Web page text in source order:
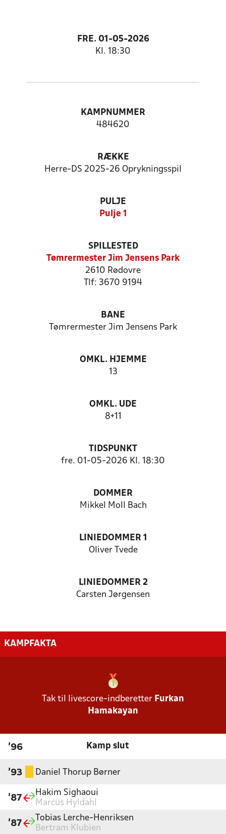
FRE. 01-05-2026
Kl. 18:30
KAMPNUMMER
484620
RÆKKE
Herre-DS 2025-26 Oprykningsspil
PULJE
Pulje 1
SPILLESTED
Tømrermester Jim Jensens Park
2610 Rødovre
Tlf: 3670 9194
BANE
Tømrermester Jim Jensens Park
OMKL. HJEMME
13
OMKL. UDE
8+11
TIDSPUNKT
fre. 01-05-2026 Kl. 18:30
DOMMER
Mikkel Moll Bach
LINIEDOMMER 1
Oliver Tvede
LINIEDOMMER 2
Carsten Jørgensen
KAMPFAKTA
Tak til livescore-indberetter Furkan
Hamakayan
'96 Kamp slut
'93 Daniel Thorup Børner
'87
Hakim Sighaoui
Marcus Hyldahl
'87
Tobias Lerche-Henriksen
Bertram Klubien